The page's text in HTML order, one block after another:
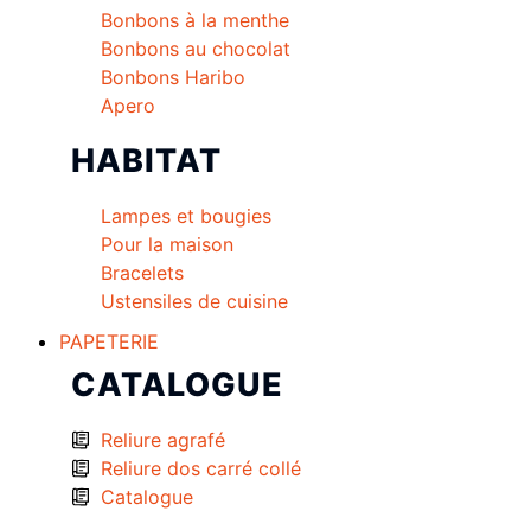
Bonbons à la menthe
Bonbons au chocolat
Bonbons Haribo
Apero
HABITAT
Lampes et bougies
Pour la maison
Bracelets
Ustensiles de cuisine
PAPETERIE
CATALOGUE
Reliure agrafé
Reliure dos carré collé
Catalogue